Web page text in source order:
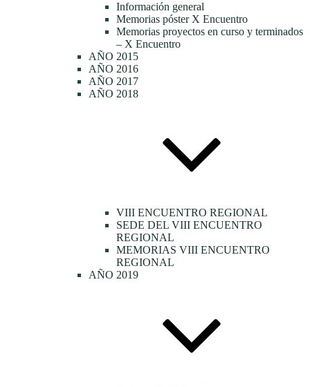
Información general
Memorias póster X Encuentro
Memorias proyectos en curso y terminados
– X Encuentro
AÑO 2015
AÑO 2016
AÑO 2017
AÑO 2018
VIII ENCUENTRO REGIONAL
SEDE DEL VIII ENCUENTRO
REGIONAL
MEMORIAS VIII ENCUENTRO
REGIONAL
AÑO 2019